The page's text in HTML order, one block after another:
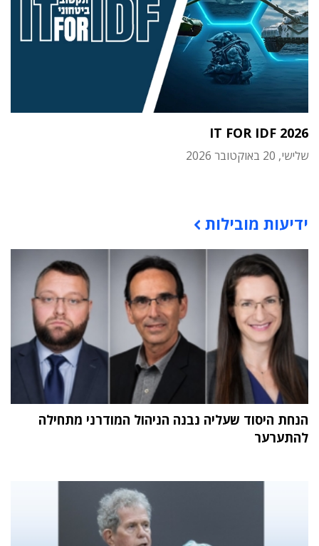
IT FOR IDF 2026
שלישי, 20 באוקטובר 2026
ידיעות מובילות
הנחת היסוד שעליה נבנה הניהול המודרני מתחילה
להתערער